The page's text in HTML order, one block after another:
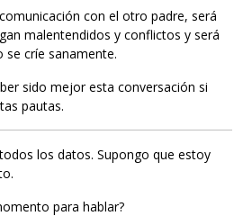
con el otro padre, será
malentendidos y conflictos y será
se críe sanamente.
sido mejor esta conversación si
pautas.
los datos. Supongo que estoy
para hablar?